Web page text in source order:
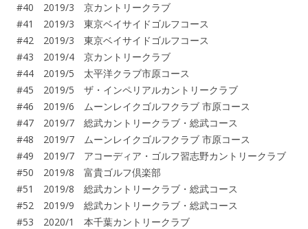
#40 2019/3 京カントリークラブ
#41 2019/3 東京ベイサイドゴルフコース
#42 2019/3 東京ベイサイドゴルフコース
#43 2019/4 京カントリークラブ
#44 2019/5 太平洋クラブ市原コース
#45 2019/5 ザ・インペリアルカントリークラブ
#46 2019/6 ムーンレイクゴルフクラブ 市原コース
#47 2019/7 総武カントリークラブ・総武コース
#48 2019/7 ムーンレイクゴルフクラブ 市原コース
#49 2019/7 アコーディア・ゴルフ習志野カントリークラブ
#50 2019/8 富貴ゴルフ倶楽部
#51 2019/8 総武カントリークラブ・総武コース
#52 2019/9 総武カントリークラブ・総武コース
#53 2020/1 本千葉カントリークラブ